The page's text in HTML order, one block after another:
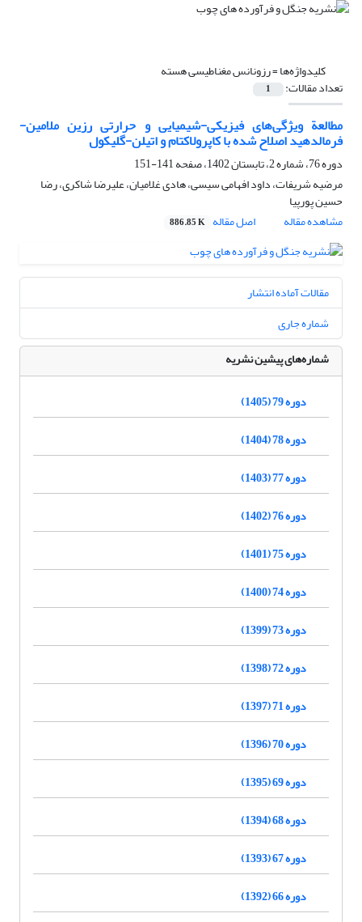
کلیدواژه‌ها =رزونانس مغناطیسی هسته
تعداد مقالات: 1
مطالعة ویژگی‌های فیزیکی-شیمیایی و حرارتی رزین ملامین-
فرمالدهید اصلاح شده با کاپرولاکتام و اتیلن-گلیکول
دوره 76، شماره 2، تابستان 1402، صفحه
141-151
مرضیه شریفات، داود افهامی سیسی، هادی غلامیان، علیرضا شاکری، رضا
حسین پورپیا
مشاهده مقاله
اصل مقاله 886.85 K
مقالات آماده انتشار
شماره جاری
شماره‌های پیشین نشریه
دوره 79 (1405)
دوره 78 (1404)
دوره 77 (1403)
دوره 76 (1402)
دوره 75 (1401)
دوره 74 (1400)
دوره 73 (1399)
دوره 72 (1398)
دوره 71 (1397)
دوره 70 (1396)
دوره 69 (1395)
دوره 68 (1394)
دوره 67 (1393)
دوره 66 (1392)